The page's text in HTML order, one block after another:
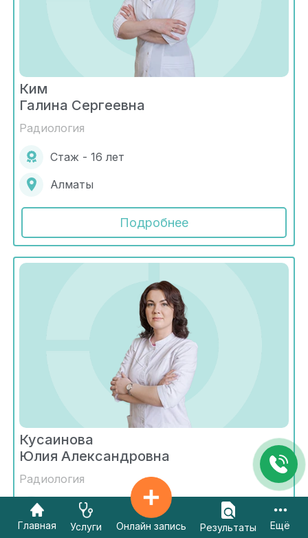
Ким
Галина Сергеевна
Радиология
Стаж - 16 лет
Алматы
Подробнее
Кусаинова
Юлия Александровна
Радиология
Стаж - 9 лет
Главная Услуги Онлайн запись Результаты Ещё